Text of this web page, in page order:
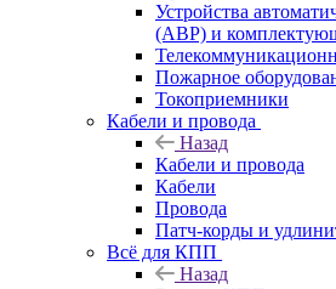
Устройства
(АВР) и
Пожарное
Токоприемники
Кабели и провода
Назад
Кабели и провода
Кабели
Провода
Патч-корды и
Всё для КПП
Назад